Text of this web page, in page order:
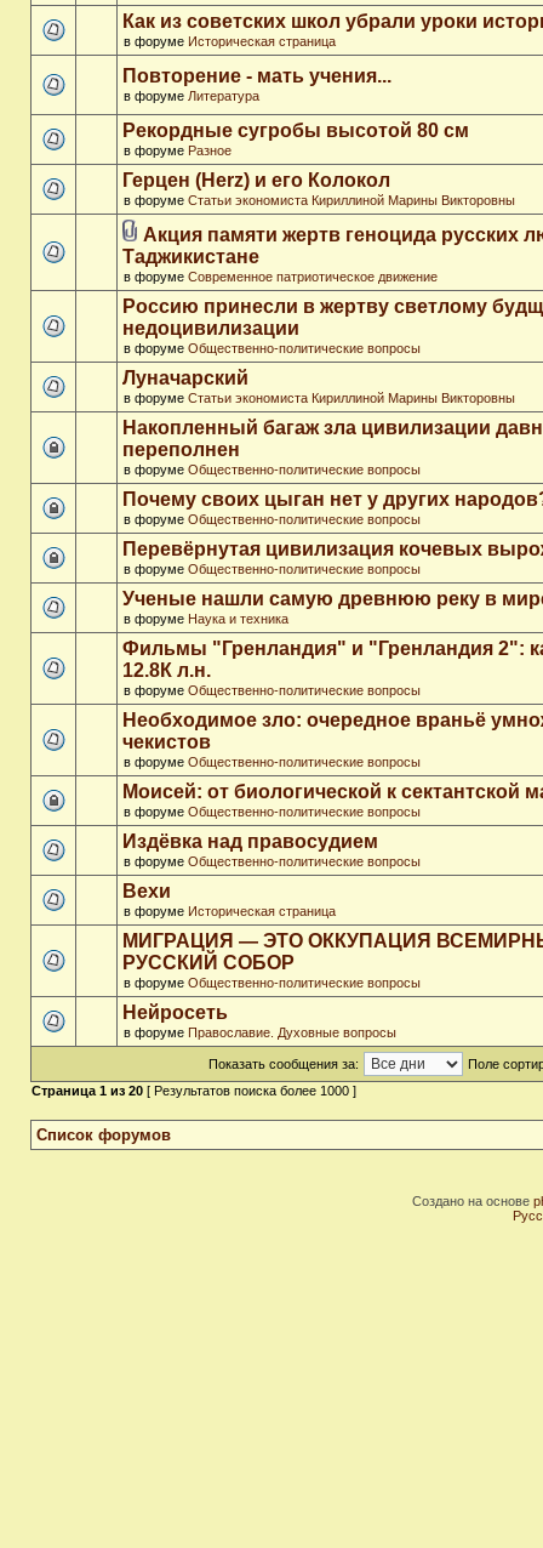
Как из советских школ убрали уроки
в форуме Историческая страница
Повторение - мать учения...
в форуме Литература
Рекордные сугробы высотой 80 см
в форуме Разное
Герцен (Herz) и его Колокол
в форуме Статьи экономиста Кириллиной Марины Викторовны
Акция памяти жертв геноцида русских
Таджикистане
в форуме Современное патриотическое движение
Россию принесли в жертву светлому
недоцивилизации
в форуме Общественно-политические вопросы
Луначарский
в форуме Статьи экономиста Кириллиной Марины Викторовны
Накопленный багаж зла цивилизации
переполнен
в форуме Общественно-политические вопросы
Почему своих цыган нет у других
в форуме Общественно-политические вопросы
Перевёрнутая цивилизация кочевых
в форуме Общественно-политические вопросы
Ученые нашли самую древнюю реку в
в форуме Наука и техника
Фильмы "Гренландия" и "Гренландия 2":
12.8К л.н.
в форуме Общественно-политические вопросы
Необходимое зло: очередное враньё
чекистов
в форуме Общественно-политические вопросы
Моисей: от биологической к сектантской
в форуме Общественно-политические вопросы
Издёвка над правосудием
в форуме Общественно-политические вопросы
Вехи
в форуме Историческая страница
МИГРАЦИЯ — ЭТО ОККУПАЦИЯ
РУССКИЙ СОБОР
в форуме Общественно-политические вопросы
Нейросеть
в форуме Православие. Духовные вопросы
Показать сообщения за:
Поле
Страница 1 из 20 [ Результатов поиска более 1000 ]
Список форумов
Создано на основе